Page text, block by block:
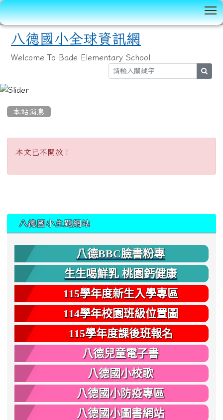
八德國小全球資訊網
Welcome To Bade Elementary School
本站消息
本文已不開放！
八德國小主題網站
八德BBC臉書粉專
生生喝鮮乳 桃園鈣健康
115學年度新生入學專區
114學年校園班級位置圖
115學年度課後班報名
八德兒童電子書
八德國小校歌
八德國小防疫專區
八德國小圖書網站